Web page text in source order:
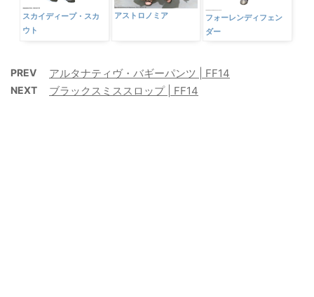
スカイディープ・スカ
ウト
アストロノミア
フォーレンディフェン
ダー
PREV アルタナティヴ・バギーパンツ | FF14
NEXT ブラックスミススロップ | FF14